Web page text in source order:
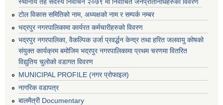
टोल विकास समितिको नाम, अध्यक्षको नाम र सम्पर्क नम्बर
भद्रपुर नगरपालिकामा कार्यरत कर्मचारीहरुको विवरण
भद्रपुर नगरपालिका, वैकल्पिक उर्जा प्रवर्द्धन केन्द्र तथा हरित जलवायु कोषको
संयुक्त कार्यक्रम बमोजिम भद्रपुर नगरपालिकामा प्रथम चरणमा वितरित
विद्युतिय चुलोको वडागत विवरण
MUNICIPAL PROFILE (नगर प्रोफाइल)
नागरिक वडापत्र
बालमैत्री Documentary